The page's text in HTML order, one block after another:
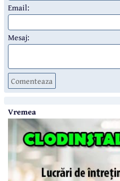
Email:
Mesaj:
Comenteaza
Vremea